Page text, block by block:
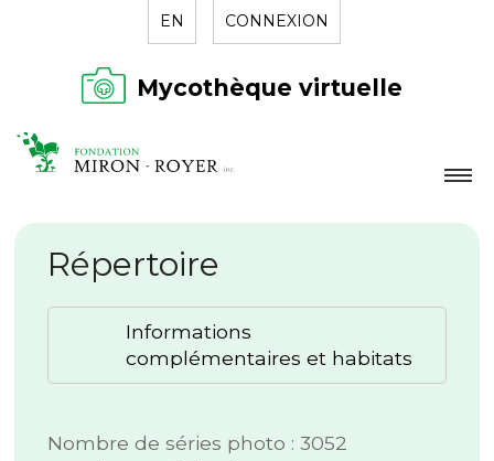
EN CONNEXION
Mycothèque virtuelle
LA FONDATION
NOUVELLES
RÉPERTOIRE
Répertoire
Informations
complémentaires et habitats
Nombre de séries photo : 3052